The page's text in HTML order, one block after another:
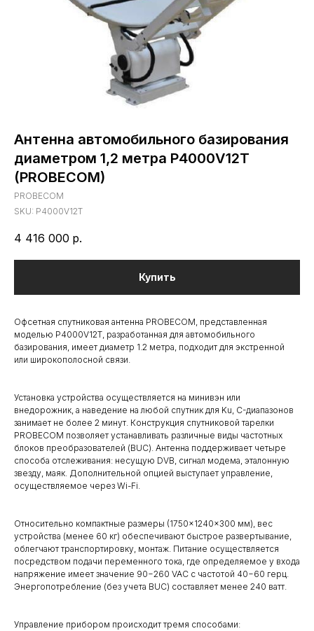
Антенна автомобильного базирования
диаметром 1,2 метра P4000V12T
(PROBECOM)
PROBECOM
SKU: P4000V12T
4 416 000 р.
Купить
Офсетная спутниковая антенна PROBECOM, представленная
моделью P4000V12T, разработанная для автомобильного
базирования, имеет диаметр 1.2 метра, подходит для экстренной
или широкополосной связи.
Установка устройства осуществляется на минивэн или
внедорожник, а наведение на любой спутник для Ku, C-диапазонов
занимает не более 2 минут. Конструкция спутниковой тарелки
PROBECOM позволяет устанавливать различные виды частотных
блоков преобразователей (BUC). Антенна поддерживает четыре
способа отслеживания: несущую DVB, сигнал модема, эталонную
звезду, маяк. Дополнительной опцией выступает управление,
осуществляемое через Wi-Fi.
Относительно компактные размеры (1750×1240×300 мм), вес
устройства (менее 60 кг) обеспечивают быстрое развертывание,
облегчают транспортировку, монтаж. Питание осуществляется
посредством подачи переменного тока, где определяемое у входа
напряжение имеет значение 90−260 VAC с частотой 40−60 герц.
Энергопотребление (без учета BUC) составляет менее 240 ватт.
Управление прибором происходит тремя способами: